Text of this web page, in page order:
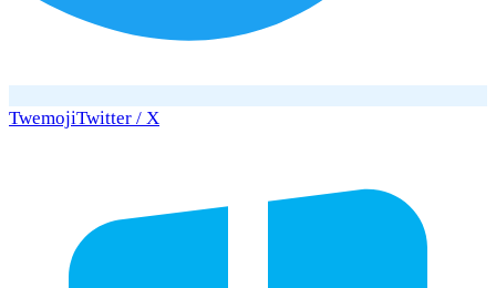
TwemojiTwitter / X